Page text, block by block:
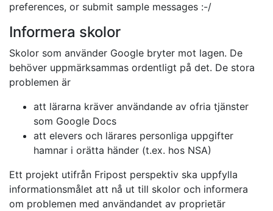
preferences, or submit sample messages :-/
Informera skolor
Skolor som använder Google bryter mot lagen. De
behöver uppmärksammas ordentligt på det. De stora
problemen är
att lärarna kräver användande av ofria tjänster
som Google Docs
att elevers och lärares personliga uppgifter
hamnar i orätta händer (t.ex. hos NSA)
Ett projekt utifrån Fripost perspektiv ska uppfylla
informationsmålet att nå ut till skolor och informera
om problemen med användandet av proprietär